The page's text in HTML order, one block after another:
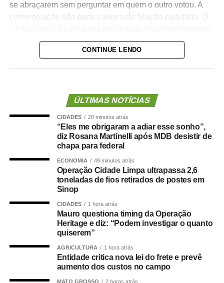
se abraçarem sem perguntar em quem o outro votou. A
comemoração não pede carteira de filiação partidária. O
ideológico.
breve cessar-fogo na guerra permanente em que
constrangimento da política brasileira: um gol ainda
consegue unir o que a própria política insiste em separar.
O problema é que o Brasil que reaparece depois da Copa
não é um país leve. É um país desconfiado, intoxicado
pela lógica do “nós contra eles” e marcado poranosde
rupturas políticas. Já tivemos
presidentes,
uma eleição atravessada por uma facada,
contestação do resultado das urnas,tentativa de golpe de
, entre outros fatos. Não é pouca coisa. Em menos
como uma tragédia nacional e a ruptura entre brasileiros
como um efeito colateral aceitável.
CONTINUE LENDO
ÚLTIMAS NOTÍCIAS
CIDADES 20 minutos atrás
“Eles me obrigaram a adiar esse sonho”,
diz Rosana Martinelli após MDB desistir de
chapa para federal
ECONOMIA 49 minutos atrás
Operação Cidade Limpa ultrapassa 2,6
toneladas de fios retirados de postes em
Sinop
CIDADES 1 hora atrás
Mauro questiona timing da Operação
Heritage e diz: “Podem investigar o quanto
quiserem”
AGRICULTURA 1 hora atrás
Entidade critica nova lei do frete e prevê
aumento dos custos no campo
MATO GROSSO 2 horas atrás